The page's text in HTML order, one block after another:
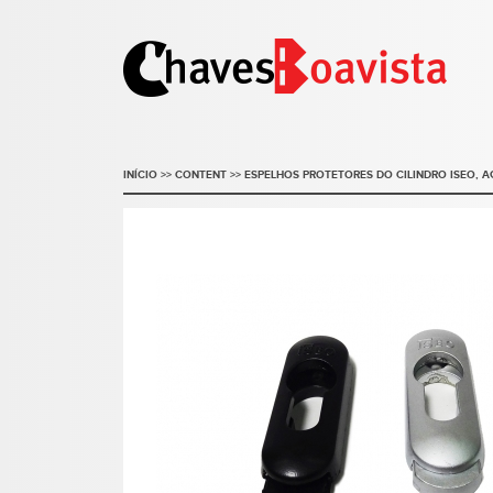
INÍCIO >> CONTENT >> ESPELHOS PROTETORES DO CILINDRO ISEO,